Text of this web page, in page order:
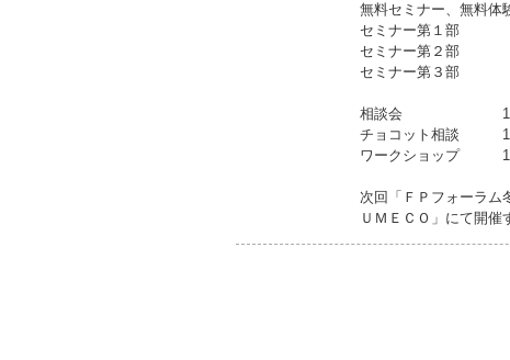
無料セミナー、無料体
セミナー第１
セミナー第２
セミナー第３
133
相談会 14
チョコット相談
ワークショップ
次回「ＦＰフォーラム
ＵＭＥＣＯ」にて開催